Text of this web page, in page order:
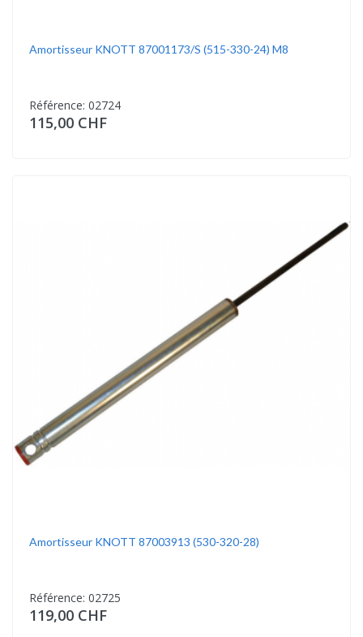
Amortisseur KNOTT 87001173/S (515-330-24) M8
Référence: 02724
115,00 CHF
Amortisseur KNOTT 87003913 (530-320-28)
Référence: 02725
119,00 CHF